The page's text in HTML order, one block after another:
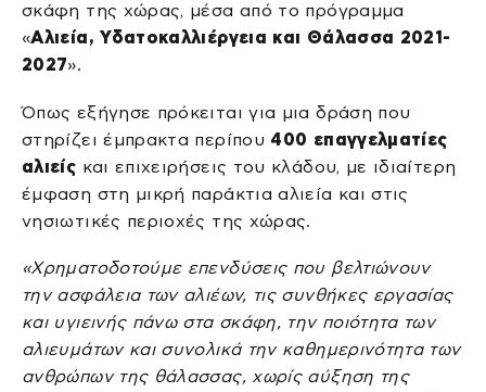
σκάφη της χώρας, μέσα από το πρόγραμμα
«Αλιεία, Υδατοκαλλιέργεια και Θάλασσα 2021-
2027».
Όπως εξήγησε πρόκειται για μια δράση που
στηρίζει έμπρακτα περίπου 400 επαγγελματίες
αλιείς και επιχειρήσεις του κλάδου, με ιδιαίτερη
έμφαση στη μικρή παράκτια αλιεία και στις
νησιωτικές περιοχές της χώρας.
«Χρηματοδοτούμε επενδύσεις που βελτιώνουν
την ασφάλεια των αλιέων, τις συνθήκες εργασίας
και υγιεινής πάνω στα σκάφη, την ποιότητα των
αλιευμάτων και συνολικά την καθημερινότητα των
ανθρώπων της θάλασσας, χωρίς αύξηση της